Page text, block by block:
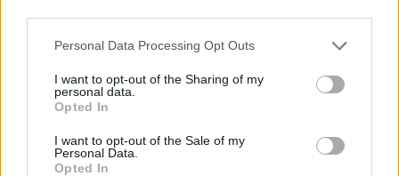
Personal Data Processing Opt Outs
I want to opt-out of the Sharing of my
personal data.
Opted In
I want to opt-out of the Sale of my
Personal Data.
Opted In